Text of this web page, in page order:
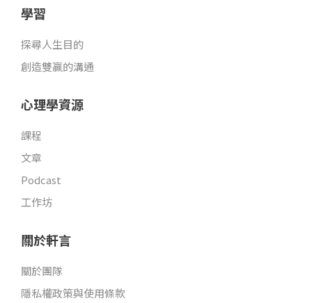
學習
探尋人生目的
創造雙贏的溝通
心理學資源
課程
文章
Podcast
工作坊
關於軒言
關於團隊
隱私權政策與使用條款